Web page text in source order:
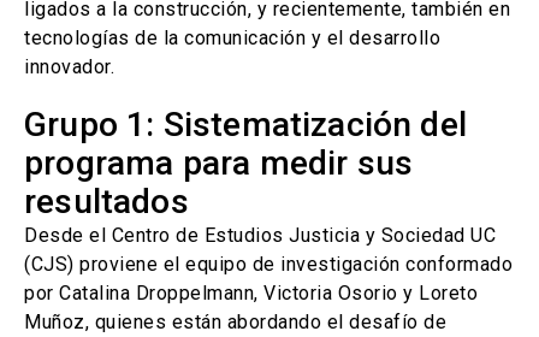
ligados a la construcción, y recientemente, también en
tecnologías de la comunicación y el desarrollo
innovador.
Grupo 1: Sistematización del
programa para medir sus
resultados
Desde el Centro de Estudios Justicia y Sociedad UC
(CJS) proviene el equipo de investigación conformado
por Catalina Droppelmann, Victoria Osorio y Loreto
Muñoz, quienes están abordando el desafío de